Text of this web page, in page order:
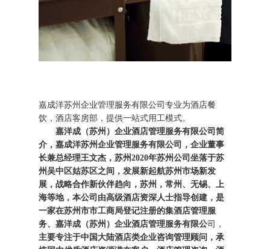
嘉成洋苏州企业管理服务有限公司专业为酒店餐
饮，酒店客房部，提供一站式用工模式。
嘉洋成（苏州）企业酒店管理服务有限公司简
介，嘉成洋苏州企业管理服务有限公司，企业董事
长兼总经理王文杰，苏州2020年苏州公司坐落于苏
州吴中区姑苏区之间，发展新起航苏州市场新发
展，战略合作新伙伴趋向，苏州，常州、无锡、上
海等地，本公司由高级酒店资深人士指导创建，是
一家在苏州市市工商局登记注册的集酒店管理服
务、嘉洋成（苏州）企业酒店管理服务有限公司，
主要专注于中国大陆酒店类企业咨询管理顾问，承